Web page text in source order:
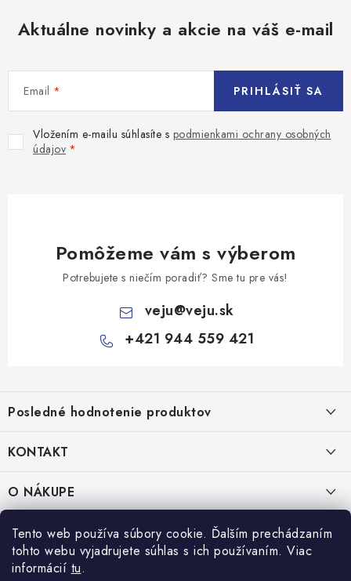
Tento web používa súbory cookie. Ďalším prechádzaním
tohto webu vyjadrujete súhlas s ich používaním. Viac
informácií tu.
Aktuálne novinky a akcie na váš e-mail
Email
Vložením e-mailu súhlasíte s podmienkami ochrany osobných
údajov
PRIHLÁSIŤ SA
Pomôžeme vám s výberom
Potrebujete s niečím poradiť? Sme tu pre vás!
veju@veju.sk
+421 944 559 421
p
ä
e
Posledné hodnotenie produktov
KONTAKT
VEJU s.r.o.
Janka Kráľa 1059/82
Nitra 94901
IČO: 54577161
IČ DPH: SK2121721426
O NÁKUPE
Kontakty
PRÁVNE INFORMÁCIE
Obchodné podmienky